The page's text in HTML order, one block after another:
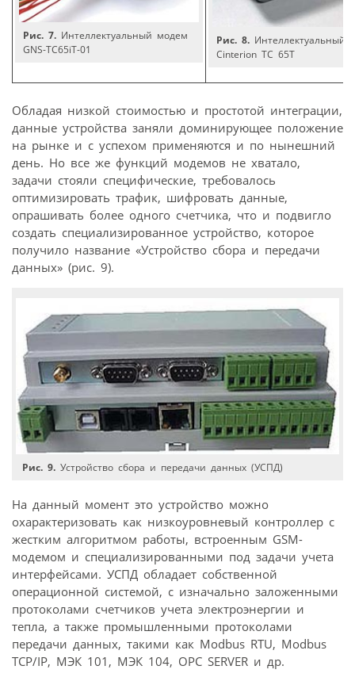
Рис. 7.Интеллектуальный модем
GNS-TC65iT-01
Рис. 8.Интеллектуальный
Cinterion TC 65T
Обладая низкой стоимостью и простотой интеграции,
данные устройства заняли доминирующее положение
на рынке и с успехом применяются и по нынешний
день. Но все же функций модемов не хватало,
задачи стояли специфические, требовалось
оптимизировать трафик, шифровать данные,
опрашивать более одного счетчика, что и подвигло
создать специализированное устройство, которое
получило название «Устройство сбора и передачи
данных» (рис. 9).
Рис. 9. Устройство сбора и передачи данных (УСПД)
На данный момент это устройство можно
охарактеризовать как низкоуровневый контроллер с
жестким алгоритмом работы, встроенным GSM-
модемом и специализированными под задачи учета
интерфейсами. УСПД обладает собственной
операционной системой, с изначально заложенными
протоколами счетчиков учета электроэнергии и
тепла, а также промышленными протоколами
передачи данных, такими как Modbus RTU, Modbus
TCP/IP, МЭК 101, МЭК 104, OPC SERVER и др.